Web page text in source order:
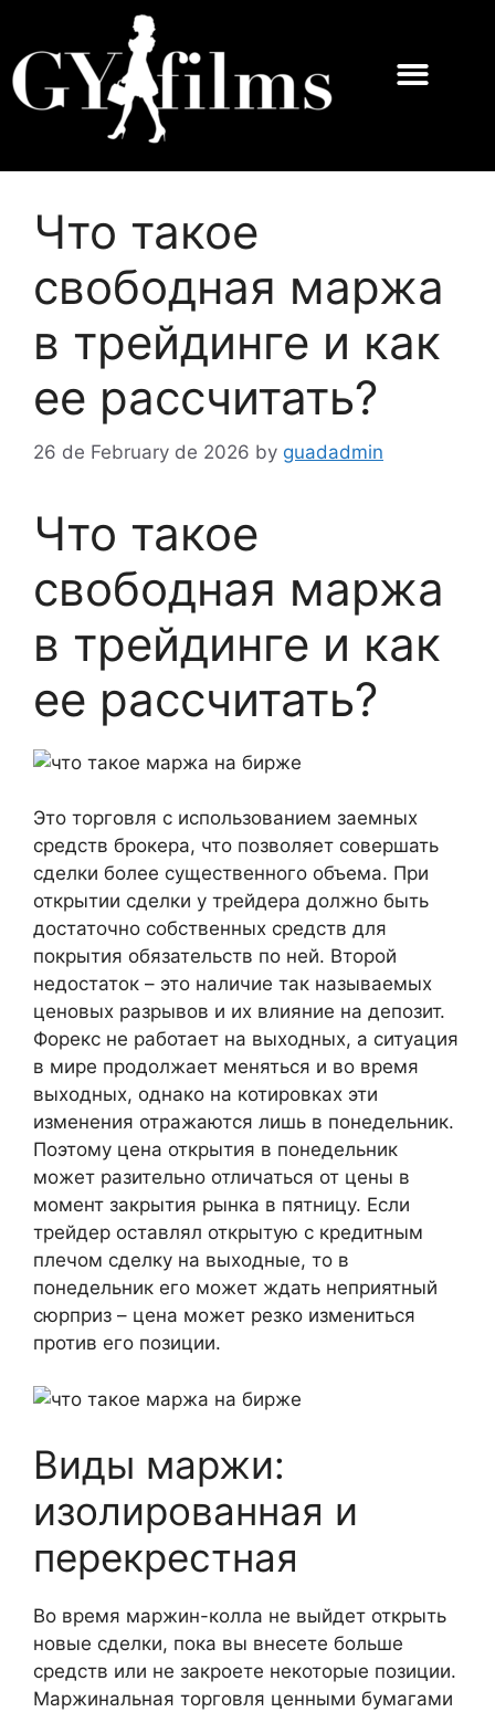
Что такое
свободная маржа
в трейдинге и как
ее рассчитать?
26 de February de 2026 by guadadmin
Что такое
свободная маржа
в трейдинге и как
ее рассчитать?
Это торговля с использованием заемных
средств брокера, что позволяет совершать
сделки более существенного объема. При
открытии сделки у трейдера должно быть
достаточно собственных средств для
покрытия обязательств по ней. Второй
недостаток – это наличие так называемых
ценовых разрывов и их влияние на депозит.
Форекс не работает на выходных, а ситуация
в мире продолжает меняться и во время
выходных, однако на котировках эти
изменения отражаются лишь в понедельник.
Поэтому цена открытия в понедельник
может разительно отличаться от цены в
момент закрытия рынка в пятницу. Если
трейдер оставлял открытую с кредитным
плечом сделку на выходные, то в
понедельник его может ждать неприятный
сюрприз – цена может резко измениться
против его позиции.
Виды маржи:
изолированная и
перекрестная
Во время маржин-колла не выйдет открыть
новые сделки, пока вы внесете больше
средств или не закроете некоторые позиции.
Маржинальная торговля ценными бумагами